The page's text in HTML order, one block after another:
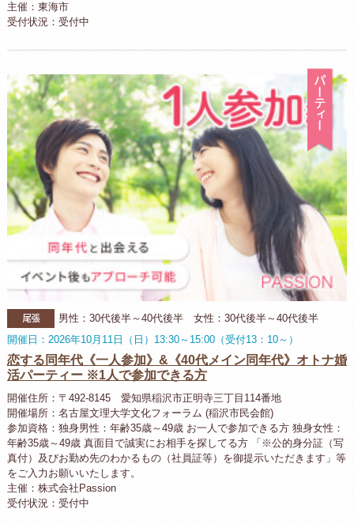
主催：東海市
受付状況：受付中
パ
尾張
男性：30代後半～40代後半 女性：30代後半～40代後半
開催日：2026年10月11日（日）13:30～15:00（受付13：10～）
恋する同年代《一人参加》&《40代メイン同年代》オトナ婚
活パーティー ※1人で参加できる方
開催住所：〒492-8145 愛知県稲沢市正明寺三丁目114番地
開催場所：名古屋文理大学文化フォーラム (稲沢市民会館)
参加資格：独身男性：年齢35歳～49歳 お一人で参加できる方 独身女性：
年齢35歳～49歳 真面目で誠実にお相手を探してる方 「※公的身分証（写
真付）及びお勤め先のわかるもの（社員証等）を御提示いただきます」等
をご入力お願いいたします。
主催：株式会社Passion
受付状況：受付中